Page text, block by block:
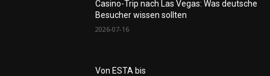
Casino-Trip nach Las Vegas: Was deutsche
Besucher wissen sollten
2026-07-16
Von ESTA bis